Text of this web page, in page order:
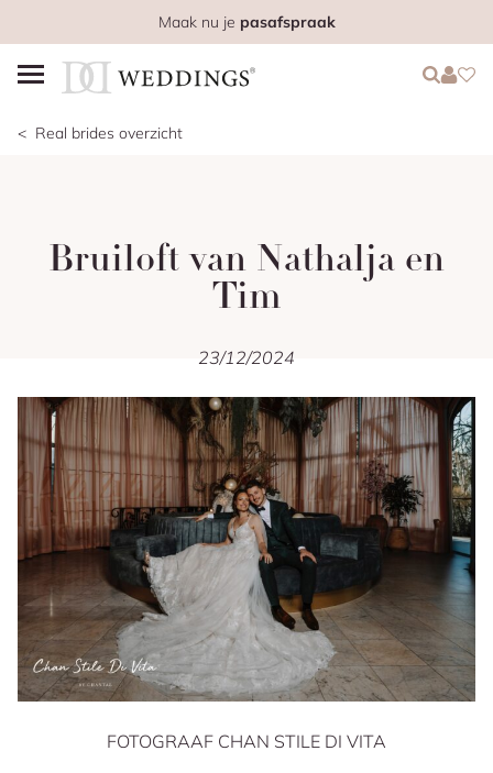
Maak nu je pasafspraak
Login
Login
Real brides overzicht
Bruiloft van Nathalja en
Tim
23/12/2024
FOTOGRAAF CHAN STILE DI VITA